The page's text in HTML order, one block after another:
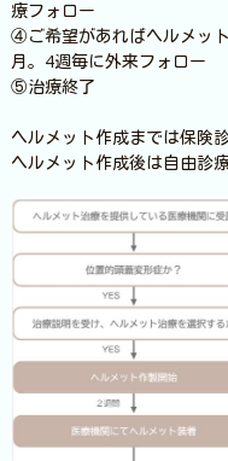
療フォロー
④ご希望があればヘルメ
月。4週毎に外来フォロー
⑤治療終了
ヘルメット作成までは保険
ヘルメット作成後は自由診